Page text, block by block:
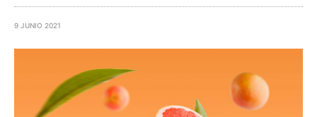
9 JUNIO 2021